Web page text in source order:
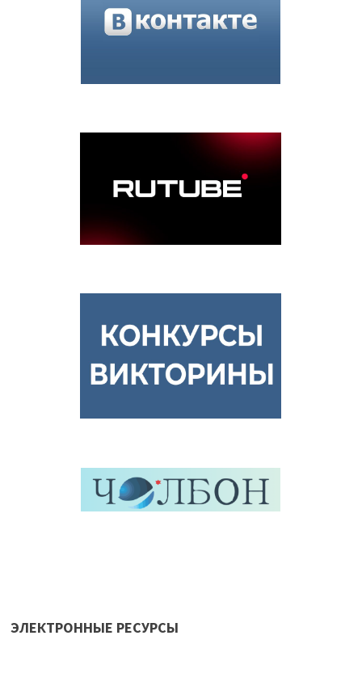
ЭЛЕКТРОННЫЕ РЕСУРСЫ